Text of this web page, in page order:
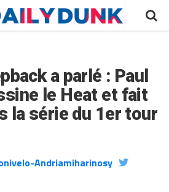
a parlé : Paul
le Heat et fait
la série du 1er tour
Andriamiharinosy